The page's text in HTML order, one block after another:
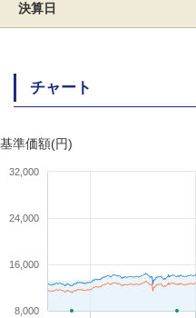
決算日
チャート
基準価額(円)
8,000
16,000
24,000
32,000